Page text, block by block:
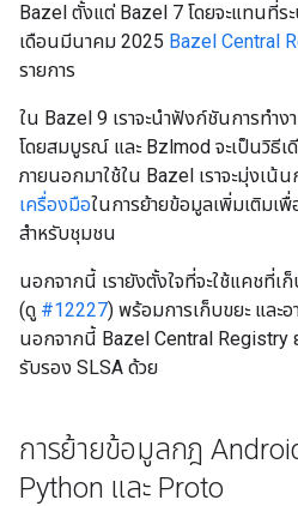
Bazel ตั้งแต่ Bazel 7 โดยจะแทนที่ร
เดือนมีนาคม 2025 Bazel Central
รายการ
ใน Bazel 9 เราจะนำฟังก์ชันการทำ
โดยสมบูรณ์ และ Bzlmod จะเป็นวิธีเ
ภายนอกมาใช้ใน Bazel เราจะมุ่งเน้
เครื่องมือในการย้ายข้อมูลเพิ่มเติมเ
สำหรับชุมชน
นอกจากนี้ เรายังตั้งใจที่จะใช้แคชที่
(ดู #12227) พร้อมการเก็บขยะ และ
นอกจากนี้ Bazel Central Registry
รับรอง SLSA ด้วย
การย้ายข้อมูลกฎ
Python และ Proto